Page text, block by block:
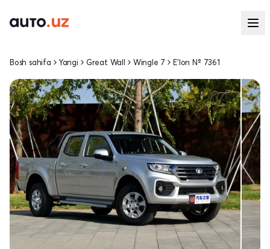
Bosh sahifa Yangi Great Wall Wingle 7 E'lon № 7361